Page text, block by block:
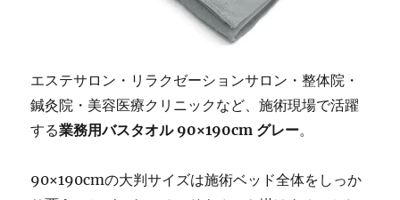
エステサロン・リラクゼーションサロン・整体院・
鍼灸院・美容医療クリニックなど、施術現場で活躍
する業務用バスタオル 90×190cm グレー。
90×190cmの大判サイズは施術ベッド全体をしっか